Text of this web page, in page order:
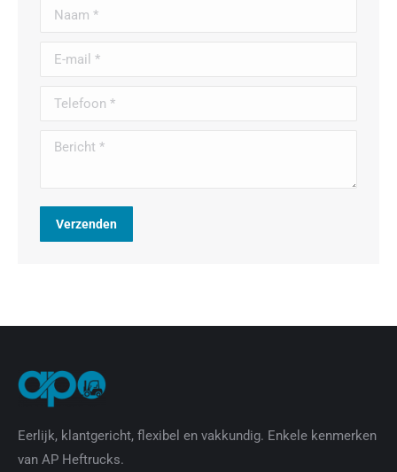
Naam *
E-mail *
Telefoon *
Bericht *
Verzenden
Eerlijk, klantgericht, flexibel en vakkundig. Enkele kenmerken
van AP Heftrucks.